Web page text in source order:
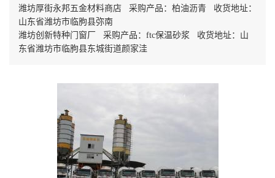
潍坊厚街永邦五金材料商店 采购产品：柏油沥青 收货地址：
山东省潍坊市临朐县弥南
潍坊创新特种门窗厂 采购产品：ftc保温砂浆 收货地址：山
东省潍坊市临朐县东城街道颜家洼